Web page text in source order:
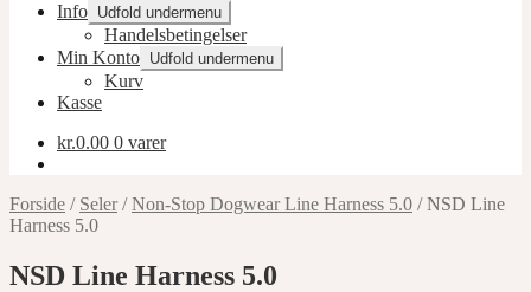
Info Udfold undermenu
Handelsbetingelser
Min Konto Udfold undermenu
Kurv
Kasse
kr.0.00 0 varer
Forside / Seler/Non-Stop Dogwear Line Harness 5.0 /NSD Line
Harness 5.0
NSD Line Harness 5.0